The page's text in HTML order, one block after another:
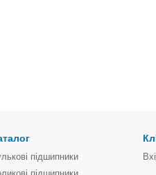
підшипники